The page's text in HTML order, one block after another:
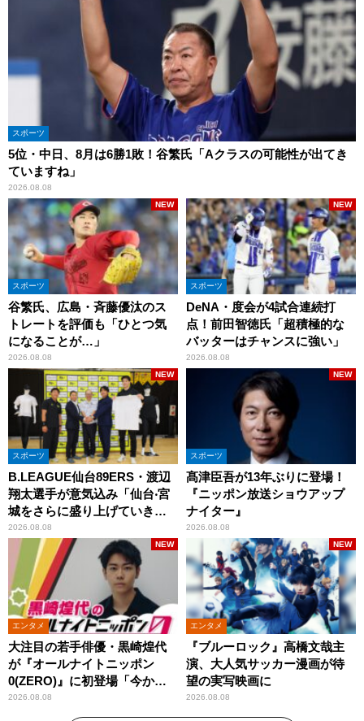
スポーツ
5位・中日、8月は6勝1敗！谷繁氏「Aクラスの可能性が出てき
ていますね」
2026.08.08
スポーツ
谷繁氏、広島・斉藤優汰のス
トレートを評価も「ひとつ気
になることが…」
2026.08.08
NEW
スポーツ
DeNA・度会が4試合連続打
点！前田智徳氏「超積極的な
バッターはチャンスに強い」
2026.08.08
NEW
スポーツ
B.LEAGUE仙台89ERS・渡辺
翔太選手が意気込み「仙台‧宮
城をさらに盛り上げていきた
いです」
2026.08.08
NEW
スポーツ
髙津臣吾が13年ぶりに登場！
『ニッポン放送ショウアップ
ナイター』
2026.08.08
NEW
エンタメ
大注目の若手俳優・黒崎煌代
が『オールナイトニッポン
0(ZERO)』に初登場「今から
とてもワクワクしておりま
2026.08.08
NEW
エンタメ
『ブルーロック』高橋文哉主
演、大人気サッカー漫画が待
望の実写映画に
2026.08.08
NEW